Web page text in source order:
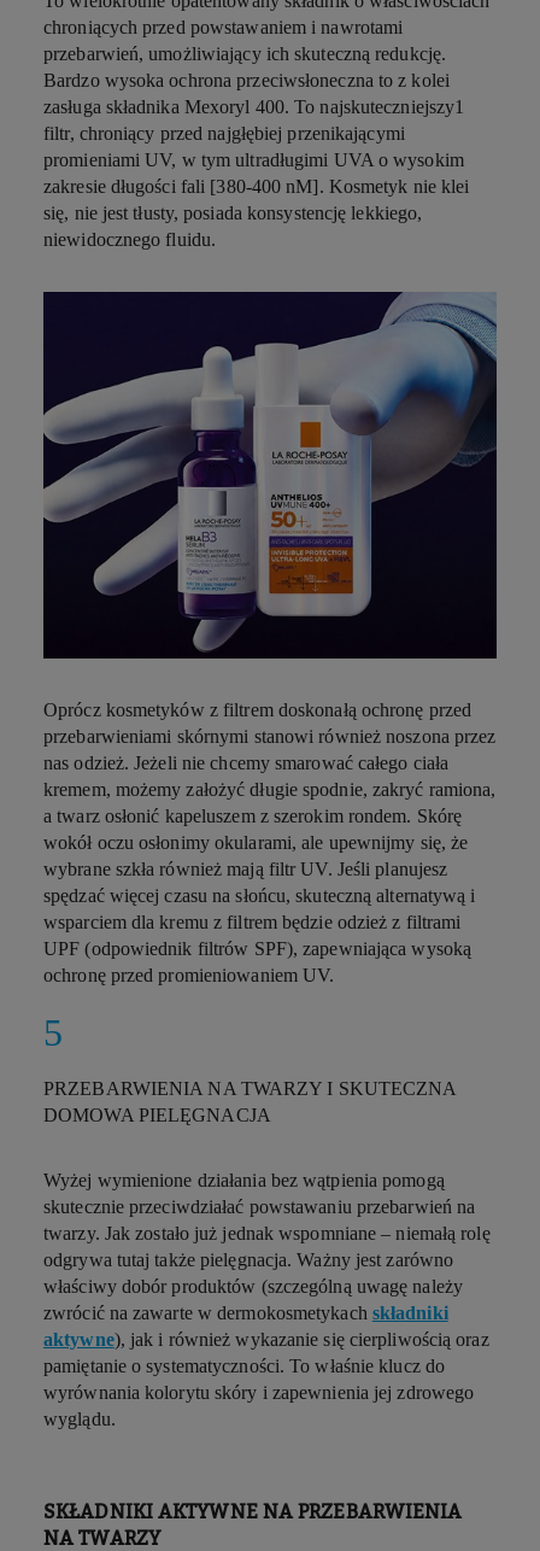
chroniących przed powstawaniem i nawrotami
przebarwień, umożliwiający ich skuteczną redukcję.
Bardzo wysoka ochrona przeciwsłoneczna to z kolei
zasługa składnika Mexoryl 400. To najskuteczniejszy1
filtr, chroniący przed najgłębiej przenikającymi
promieniami UV, w tym ultradługimi UVA o wysokim
zakresie długości fali [380-400 nM]. Kosmetyk nie klei
się, nie jest tłusty, posiada konsystencję lekkiego,
niewidocznego fluidu.
Oprócz kosmetyków z filtrem doskonałą ochronę przed
przebarwieniami skórnymi stanowi również noszona przez
nas odzież. Jeżeli nie chcemy smarować całego ciała
kremem, możemy założyć długie spodnie, zakryć ramiona,
a twarz osłonić kapeluszem z szerokim rondem. Skórę
wokół oczu osłonimy okularami, ale upewnijmy się, że
wybrane szkła również mają filtr UV. Jeśli planujesz
spędzać więcej czasu na słońcu, skuteczną alternatywą i
wsparciem dla kremu z filtrem będzie odzież z filtrami
UPF (odpowiednik filtrów SPF), zapewniająca wysoką
ochronę przed promieniowaniem UV.
PRZEBARWIENIA NA TWARZY I SKUTECZNA
DOMOWA PIELĘGNACJA
Wyżej wymienione działania bez wątpienia pomogą
skutecznie przeciwdziałać powstawaniu przebarwień na
twarzy. Jak zostało już jednak wspomniane – niemałą rolę
odgrywa tutaj także pielęgnacja. Ważny jest zarówno
właściwy dobór produktów (szczególną uwagę należy
zwrócić na zawarte w dermokosmetykach składniki
aktywne), jak i również wykazanie się cierpliwością oraz
pamiętanie o systematyczności. To właśnie klucz do
wyrównania kolorytu skóry i zapewnienia jej zdrowego
wyglądu.
SKŁADNIKI AKTYWNE NA PRZEBARWIENIA
NA TWARZY